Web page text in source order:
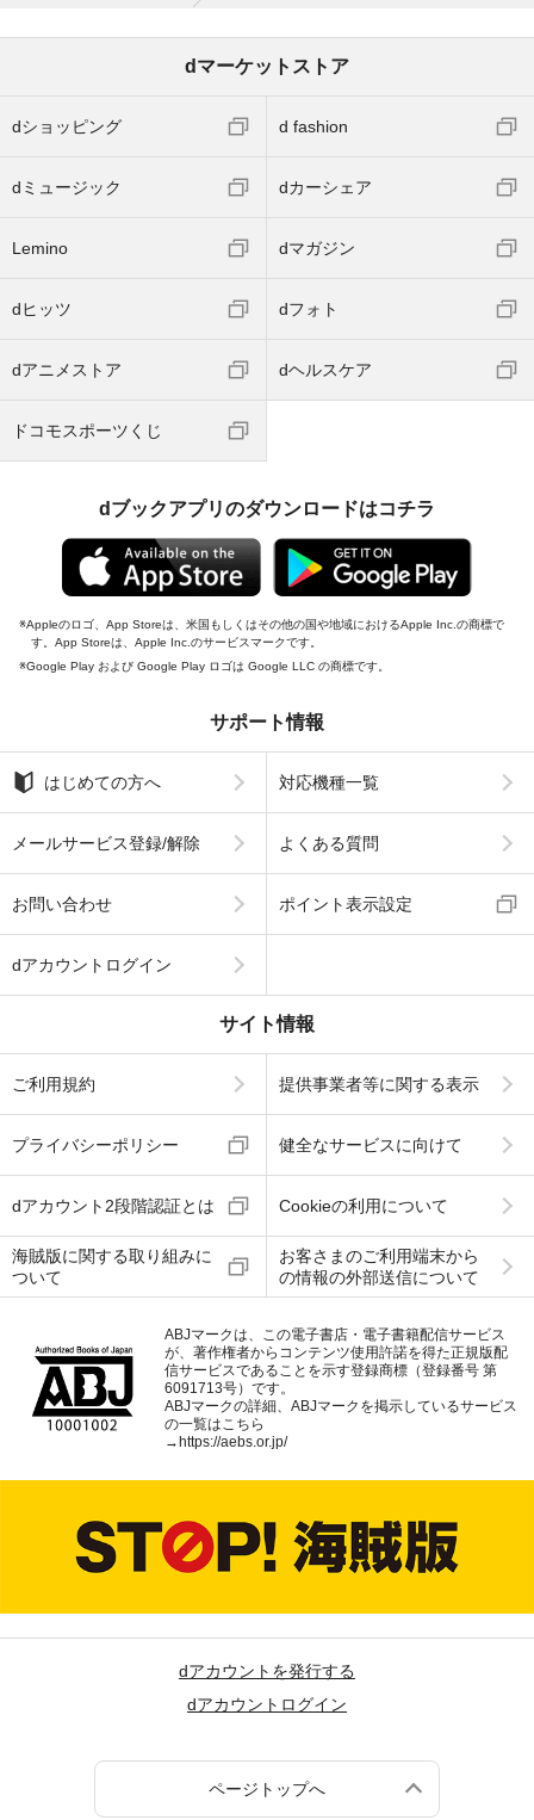
dマーケットストア
dショッピング d fashion
dミュージック dカーシェア
Lemino dマガジン
dヒッツ dフォト
dアニメストア dヘルスケア
ドコモスポーツくじ
dブックアプリのダウンロードはコチラ
Appleのロゴ、App Storeは、米国もしくはその他の国や地域におけるApple Inc.の商標で
す。App Storeは、Apple Inc.のサービスマークです。
Google Play および Google Play ロゴは Google LLC の商標です。
サポート情報
はじめての方へ 対応機種一覧
メールサービス登録/解除 よくある質問
お問い合わせ ポイント表示設定
dアカウントログイン
サイト情報
ご利用規約 提供事業者等に関する表示
プライバシーポリシー 健全なサービスに向けて
dアカウント2段階認証とは Cookieの利用について
海賊版に関する取り組みに
ついて
お客さまのご利用端末から
の情報の外部送信について
ABJマークは、この電子書店・電子書籍配信サービス
が、著作権者からコンテンツ使用許諾を得た正規版配
信サービスであることを示す登録商標（登録番号 第
6091713号）です。
ABJマークの詳細、ABJマークを掲示しているサービス
の一覧はこちら
→https://aebs.or.jp/
dアカウントを発行する
dアカウントログイン
ページトップへ